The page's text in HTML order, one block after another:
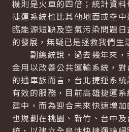
機則是火車的四倍；統計資料
捷運系統也比其他地面或空
臨能源短缺及空氣污染問題
的發展，無疑已是拯救我們生
副總統說，過去幾年來，
金用以改善公共運輸系統，
的通車族而言，台北捷運系
有效的服務，目前高雄捷運
建中，而為迎合未來快速增
也規劃在桃園、新竹、台中